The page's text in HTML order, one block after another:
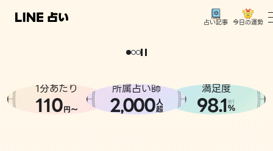
占い記事 今日の運勢
相談事例
どうせなら
。
1分あたり
110円〜
所属占い師
2,000人
超
満足度
98.1※1
%